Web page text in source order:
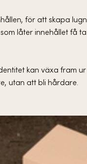
för att skapa lugn
låter innehållet få ta
kan växa fram ur
utan att bli hårdare.